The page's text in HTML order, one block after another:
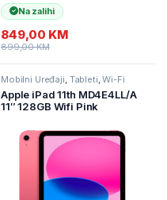
Na zalihi
849,00 KM
899,00KM
Mobilni Uređaji, Tableti,Wi-Fi
Apple iPad 11th MD4E4LL/A
11″ 128GB Wifi Pink